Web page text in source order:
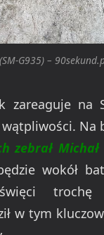
G935) –
na
Na
zebrał
wokół
w tym